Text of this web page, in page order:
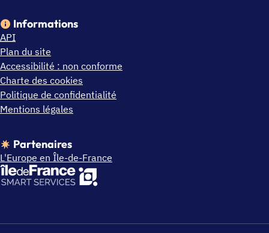
Informations
API
Plan du site
Accessibilité : non conforme
Charte des cookies
Politique de confidentialité
Mentions légales
Partenaires
L'Europe en Île-de-France